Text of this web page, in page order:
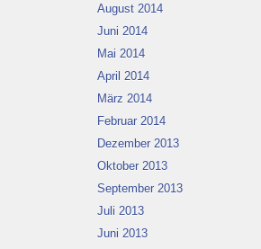
August 2014
Juni 2014
Mai 2014
April 2014
März 2014
Februar 2014
Dezember 2013
Oktober 2013
September 2013
Juli 2013
Juni 2013